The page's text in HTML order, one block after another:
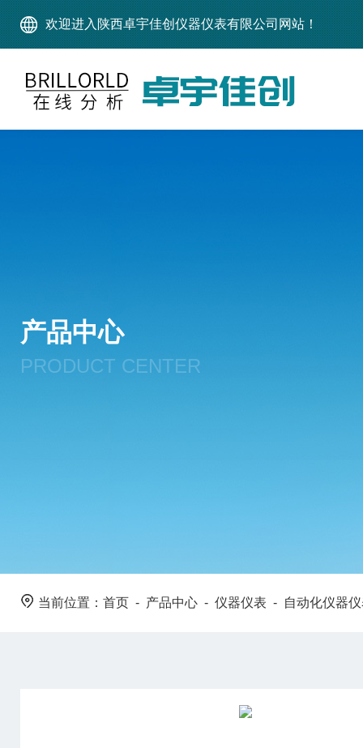
欢迎进入陕西卓宇佳创仪器仪表有限公司网站！
产品中心
PRODUCT CENTER
当前位置： 首页 - 产品中心 - 仪器仪表 - 自动化仪器